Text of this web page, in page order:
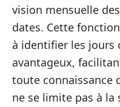
vision mensuelle
dates. Cette
à identifier les jours
avantageux,
toute connaissance
ne se limite pas à